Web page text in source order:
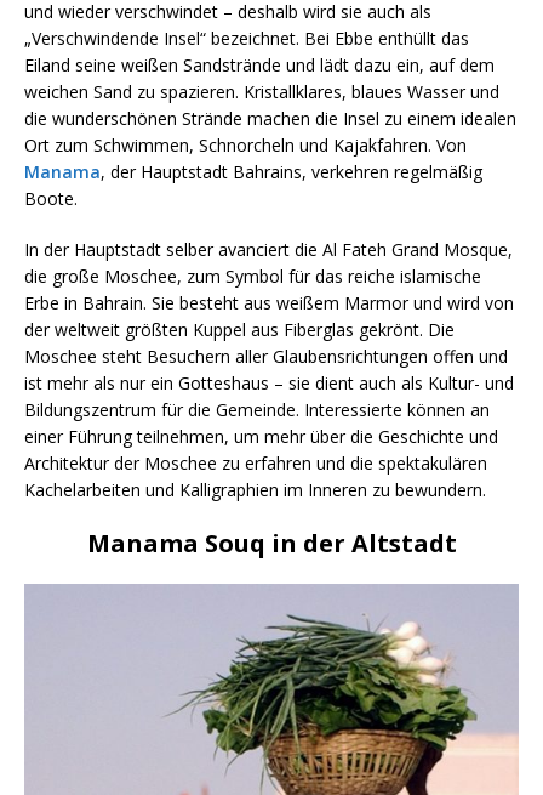
und wieder verschwindet – deshalb wird sie auch als
„Verschwindende Insel“ bezeichnet. Bei Ebbe enthüllt das
Eiland seine weißen Sandstrände und lädt dazu ein, auf dem
weichen Sand zu spazieren. Kristallklares, blaues Wasser und
die wunderschönen Strände machen die Insel zu einem idealen
Ort zum Schwimmen, Schnorcheln und Kajakfahren. Von
Manama, der Hauptstadt Bahrains, verkehren regelmäßig
Boote.
In der Hauptstadt selber avanciert die Al Fateh Grand Mosque,
die große Moschee, zum Symbol für das reiche islamische
Erbe in Bahrain. Sie besteht aus weißem Marmor und wird von
der weltweit größten Kuppel aus Fiberglas gekrönt. Die
Moschee steht Besuchern aller Glaubensrichtungen offen und
ist mehr als nur ein Gotteshaus – sie dient auch als Kultur- und
Bildungszentrum für die Gemeinde. Interessierte können an
einer Führung teilnehmen, um mehr über die Geschichte und
Architektur der Moschee zu erfahren und die spektakulären
Kachelarbeiten und Kalligraphien im Inneren zu bewundern.
Manama Souq in der Altstadt